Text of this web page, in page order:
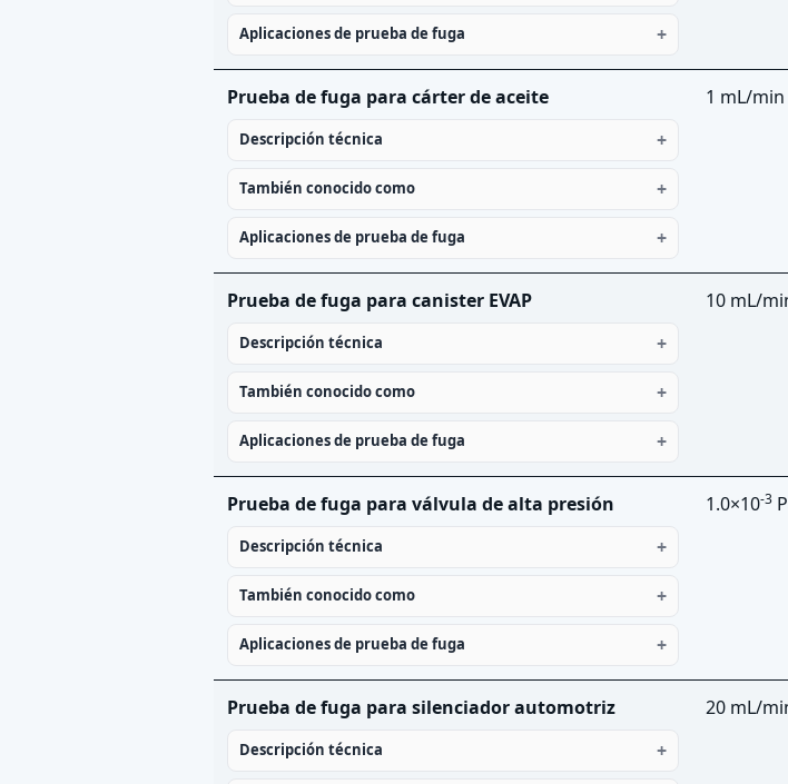
Aplicaciones de prueba de fuga
Prueba de fuga para cárter de aceite
Descripción técnica
También conocido como
Aplicaciones de prueba de fuga
1 mL/min
Prueba de fuga para canister EVAP
Descripción técnica
También conocido como
Aplicaciones de prueba de fuga
10 mL/
Prueba de fuga para válvula de alta presión
Descripción técnica
También conocido como
Aplicaciones de prueba de fuga
1.0×10-3
Prueba de fuga para silenciador automotriz
Descripción técnica
20 mL/